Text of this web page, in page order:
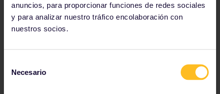
anuncios, para proporcionar funciones de redes sociales
y para analizar nuestro tráfico encolaboración con
nuestros socios.
Necesario